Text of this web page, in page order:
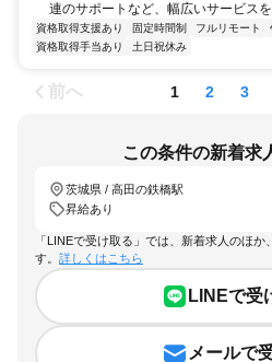
連のサポートなど、幅広いサービス
資格取得支援あり 固定時間制 フルリモート
資格取得手当あり
土日祝休み
前へ 1 2 3
この条件の新着求
茨城県 / 高田の鉄橋駅
昇給あり
「LINEで受け取る」では、新着求人のほ
す。 詳しくはこちら
LINEで受
メールで